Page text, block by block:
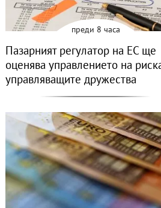
преди 8 часа
Пазарният регулатор на ЕС ще
оценява управлението на
управляващите дружества